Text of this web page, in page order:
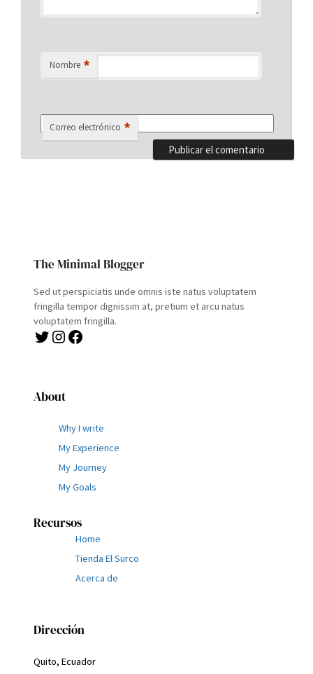
Nombre *
Correo electrónico *
The Minimal Blogger
Sed ut perspiciatis unde omnis iste natus voluptatem
fringilla tempor dignissim at, pretium et arcu natus
voluptatem fringilla.
Twitter Instagram Facebook
About
Why I write
My Experience
My Journey
My Goals
Recursos
Home
Tienda El Surco
Acerca de
Dirección
Quito, Ecuador